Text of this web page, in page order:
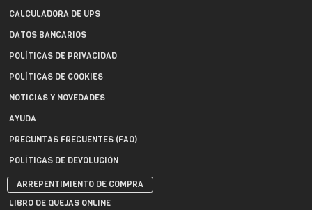
CALCULADORA DE UPS
DATOS BANCARIOS
POLÍTICAS DE PRIVACIDAD
POLÍTICAS DE COOKIES
NOTICIAS Y NOVEDADES
AYUDA
PREGUNTAS FRECUENTES (FAQ)
POLÍTICAS DE DEVOLUCIÓN
ARREPENTIMIENTO DE COMPRA
LIBRO DE QUEJAS ONLINE